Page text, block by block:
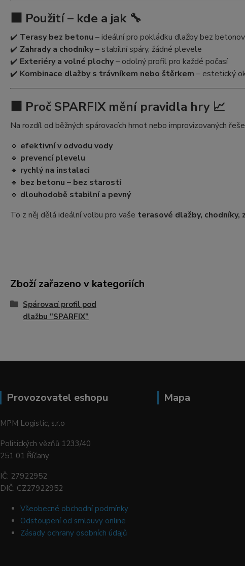
🟧 Použití – kde a jak 🔧
✔️ Terasy bez betonu – ideální pro pokládku dlažby bez
✔️ Zahrady a chodníky– stabilní spáry, žádné plevele
✔️ Exteriéry a volné plochy– odolný profil pro každé počasí
✔️ Kombinace dlažby s trávníkem nebo štěrkem – estetický
🟧 Proč SPARFIX mění pravidla hry 📈
Na rozdíl od běžných spárovacích hmot nebo improvizovaných
🔹 efektivní v odvodu vody
🔹 prevencí plevelu
🔹 rychlý na instalaci
🔹 bez betonu – bez starostí
🔹 dlouhodobě stabilní a pevný
To z něj dělá ideální volbu pro vaše terasové dlažby, chodníky,
Zboží zařazeno v kategoriích
Spárovací profil pod
dlažbu "SPARFIX"
Provozovatel eshopu
MPM Logistic, s.r.o
Politických vězňů 1233/40
251 01 Říčany
IČ: 27922952
DIČ: CZ27922952
Všeobecné obchodní podmínky
Odstoupení od smlouvy online
Zásady ochrany osobních údajů
Mapa